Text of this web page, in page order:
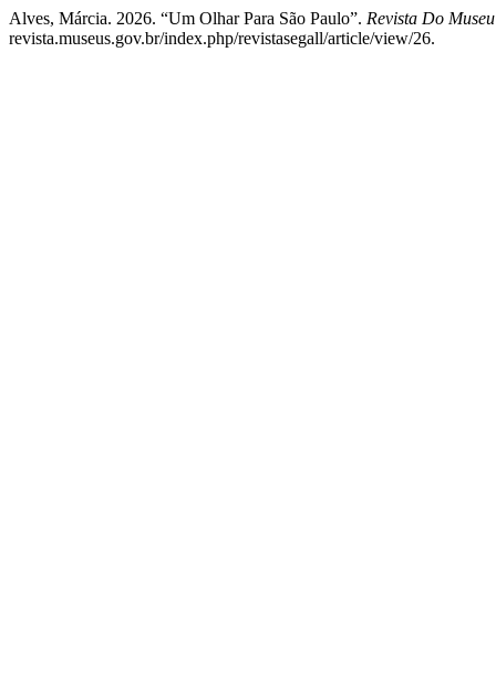
Alves, Márcia. 2026. “Um Olhar Para São Paulo”. Revista Do
revista.museus.gov.br/index.php/revistasegall/article/view/26.